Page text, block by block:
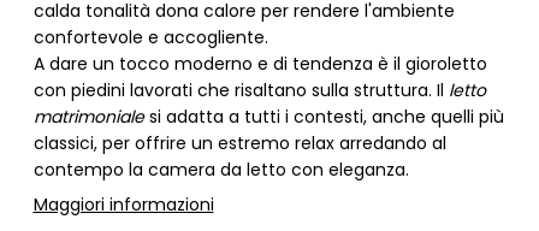
calda tonalità dona calore per rendere l'ambiente
confortevole e accogliente.
A dare un tocco moderno e di tendenza è il gioroletto
con piedini lavorati che risaltano sulla struttura. Il letto
matrimonialesi adatta a tutti i contesti, anche quelli più
classici, per offrire un estremo relax arredando al
contempo la camera da letto con eleganza.
Maggiori informazioni